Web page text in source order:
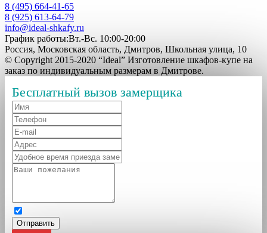
8 (495) 664-41-65
8 (925) 613-64-79
info@ideal-shkafy.ru
График работы:Вт.-Вс. 10:00-20:00
Россия, Московская область, Дмитров, Школьная улица, 10
© Copyright 2015-2020 “Ideal” Изготовление шкафов-купе на
заказ по индивидуальным размерам в Дмитрове.
Бесплатный вызов замерщика